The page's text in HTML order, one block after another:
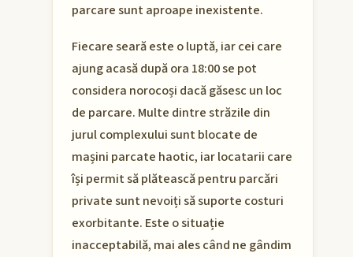
parcare sunt aproape inexistente.
Fiecare seară este o luptă, iar cei care
ajung acasă după ora 18:00 se pot
considera norocoși dacă găsesc un loc
de parcare. Multe dintre străzile din
jurul complexului sunt blocate de
mașini parcate haotic, iar locatarii care
își permit să plătească pentru parcări
private sunt nevoiți să suporte costuri
exorbitante. Este o situație
inacceptabilă, mai ales când ne gândim